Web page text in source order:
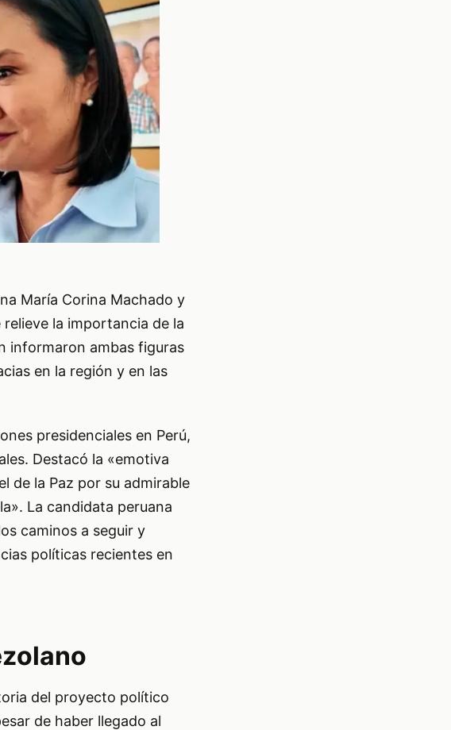
María Corina Machado y
la importancia de la
informaron ambas figuras
en la región y en las
presidenciales en Perú,
Destacó la «emotiva
de la Paz por su admirable
La candidata peruana
caminos a seguir y
políticas recientes en
del proyecto político
de haber llegado al